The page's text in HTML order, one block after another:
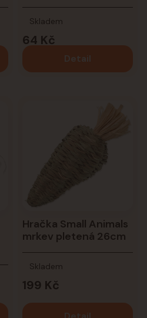
64 Kč
Skladem
Detail
Hračka Small Animals
mrkev pletená 26cm
199 Kč
Skladem